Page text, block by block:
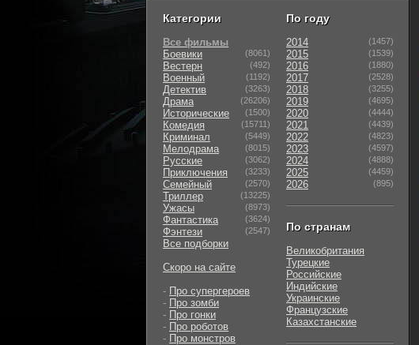
Категории
Все фильмы
Боевики
(8061)
Вестерн (492)
Военный (1192)
Детектив (3263)
Драма (26206)
Исторические (1500)
Комедия (15711)
Криминал (5449)
Мелодрама (8015)
Русские (3062)
Приключения (3233)
Семейный (2570)
Триллер (13225)
Ужасы (8973)
Фантастика (3624)
Фэнтези (2547)
Все подборки
Скоро на сайте
- Про супергероев
- Про зомби
- Про гонки
- Про роботов
- Про монстров
По году
2014 (1457)
2015 (1539)
2016 (1880)
2017 (2528)
2018 (3255)
2019 (4695)
2020 (4444)
2021 (4439)
2022 (4823)
2023 (4597)
2024 (4888)
2025 (4459)
2026 (895)
По странам
Великобритания
Турецкие
Российские
Индийские
Украинские
Французские
Казахстанские